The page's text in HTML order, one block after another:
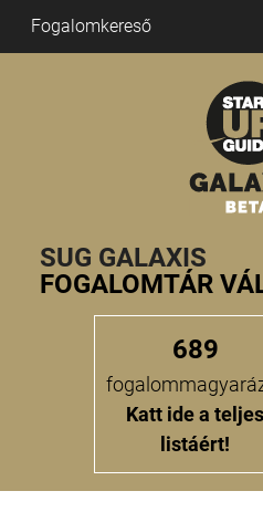
Fogalomkereső
SUG GALAXIS
FOGALOMTÁR
689
Katt ide a teljes
listáért!